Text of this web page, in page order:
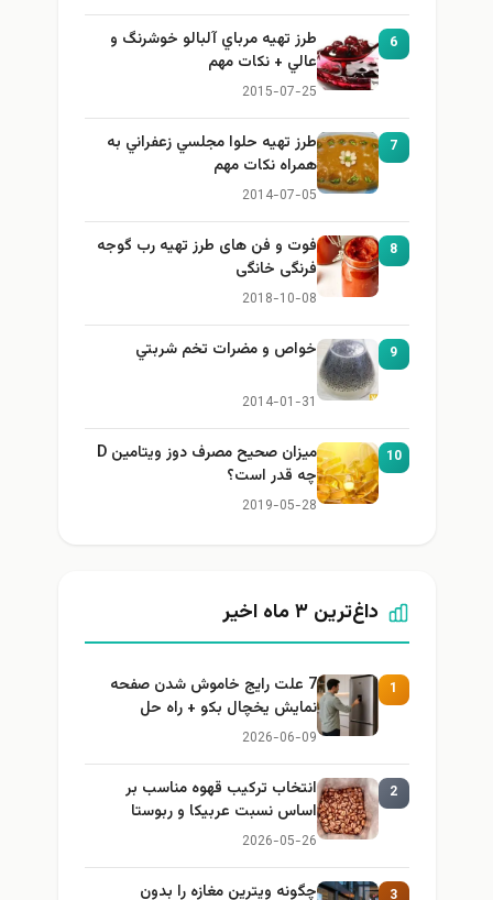
6
طرز تهيه مرباي آلبالو خوشرنگ و
عالي + نكات مهم
2015-07-25
7
طرز تهيه حلوا مجلسي زعفراني به
همراه نكات مهم
2014-07-05
8
فوت و فن های طرز تهیه رب گوجه
فرنگی خانگی
2018-10-08
9 خواص و مضرات تخم شربتي
2014-01-31
10
میزان صحیح مصرف دوز ویتامین D
چه قدر است؟
2019-05-28
داغ‌ترین ۳ ماه اخیر
1
7 علت رایج خاموش شدن صفحه
نمایش یخچال بکو + راه حل
2026-06-09
2
انتخاب ترکیب قهوه مناسب بر
اساس نسبت عربیکا و ربوستا
2026-05-26
3 چگونه ویترین مغازه را بدون